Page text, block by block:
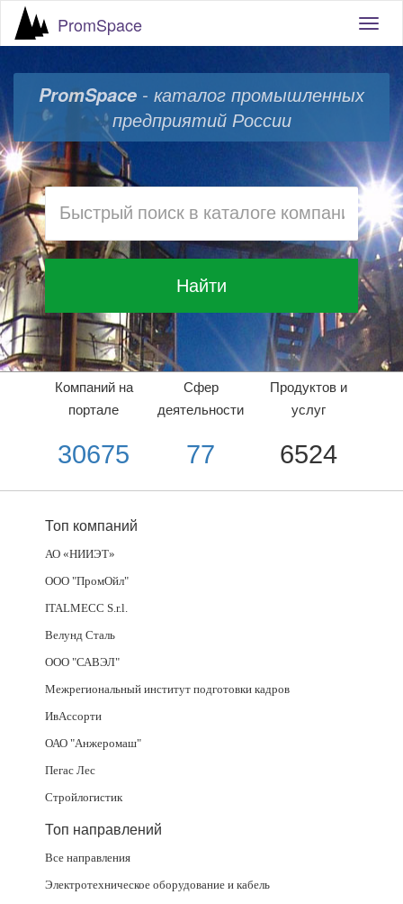
PromSpace
PromSpace - каталог промышленных
предприятий России
Найти
Компаний на
портале
30675
Сфер
деятельности
77
Продуктов и
услуг
6524
Топ компаний
АО «НИИЭТ»
ООО "ПромОйл"
ITALMECC S.r.l.
Велунд Сталь
ООО "САВЭЛ"
Межрегиональный институт подготовки кадров
ИвАссорти
ОАО "Анжеромаш"
Пегас Лес
Стройлогистик
Топ направлений
Все направления
Электротехническое оборудование и кабель